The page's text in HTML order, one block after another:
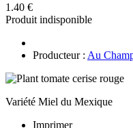
1.40 €
Produit indisponible
Producteur : Au
Variété Miel du Mexique
Imprimer